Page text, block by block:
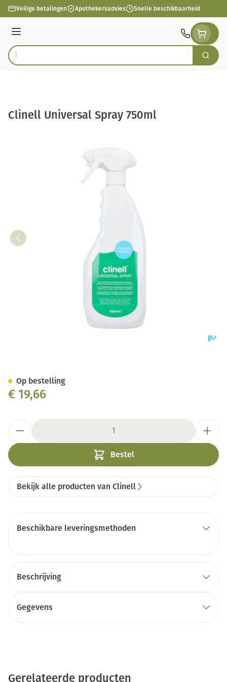
Ga naar de inhoud
Veilige betalingen Apothekersadvies Snelle beschikbaarheid
Menu
Product, merk, categorie... Zoek
Clinell Universal Spray 750ml
€ 19,66
Bestel
Op bestelling
Bekijk alle producten van Clinell
Beschikbare leveringsmethoden
Beschrijving
Gegevens
Gerelateerde producten